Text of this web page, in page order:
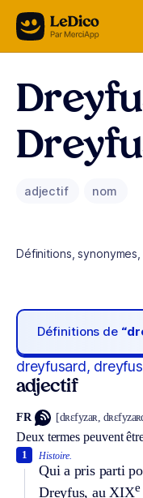
Aller au contenu
adjectif nom
Définitions,
Définitions de
dreyfusard,
adjectif
FR [dʀɛfyzaʀ,
Deux termes peuvent
Histoire.
Qui a pris parti
Dreyfus, au XIXe
1